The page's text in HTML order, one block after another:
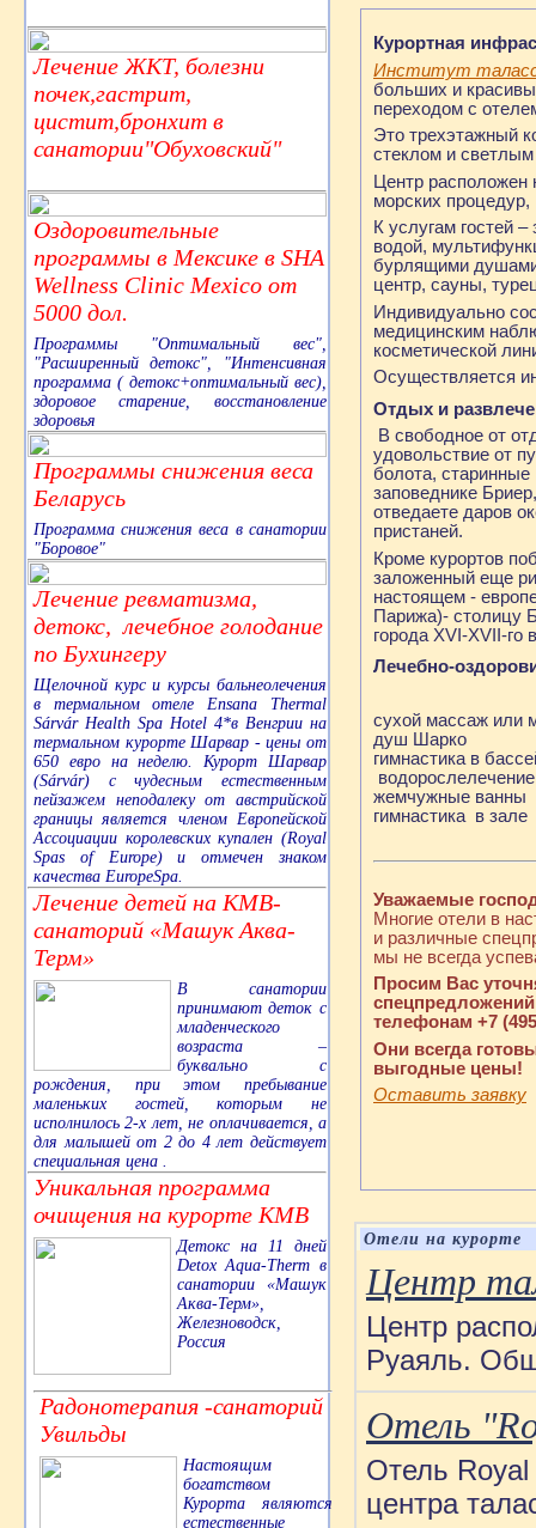
Лечение ЖКТ, болезни
почек,гастрит,
цистит,бронхит в
санатории"Обуховский"
Оздоровительные
программы в Мексике в SHA
Wellness Clinic Mexico от
5000 дол.
Программы "Оптимальный вес",
"Расширенный детокс", "Интенсивная
программа ( детокс+оптимальный вес),
здоровое старение, восстановление
здоровья
Программы снижения веса
Беларусь
Программа снижения веса в санатории
"Боровое"
Лечение ревматизма,
детокс, лечебное голодание
по Бухингеру
Щелочной курс и курсы бальнеолечения
в термальном отеле Ensana Thermal
Sárvár Health Spa Hotel 4*в Венгрии на
термальном курорте Шарвар - цены от
650 евро на неделю. Курорт Шарвар
(Sárvár) с чудесным естественным
пейзажем неподалеку от австрийской
границы является членом Европейской
Ассоциации королевских купален (Royal
Spas of Europe) и отмечен знаком
качества EuropeSpa.
Лечение детей на КМВ-
санаторий «Машук Аква-
Терм»
В санатории
принимают деток с
младенческого
возраста –
буквально с
рождения, при этом пребывание
маленьких гостей, которым не
исполнилось 2-х лет, не оплачивается, а
для малышей от 2 до 4 лет действует
специальная цена .
Уникальная программа
очищения на курорте КМВ
Детокс на 11 дней
Detox Aqua-Therm в
санатории «Машук
Аква-Терм»,
Железноводск,
Россия
Радонотерапия -санаторий
Увильды
Настоящим
богатством
Курорта являются
естественные
Курортная
Институт
больших и
переходом с
Это трехэтажный
стеклом и
Центр расположен
морских процедур,
К услугам гостей
водой,
бурлящими
центр, сауны,
Индивидуально
медицинским
косметической
Осуществляется
Отдых и
В свободное от
удовольствие от
болота,
заповеднике
отведаете даров
пристаней.
Кроме курортов
заложенный еще
настоящем -
Парижа)- столицу
города XVI-XVII-го
Лечебно-
сухой массаж или
душ Шарко
гимнастика в
водорослелечение
жемчужные ванны
гимнастика в
Уважаемые
Многие отели в
и различные
мы не всегда
Просим Вас
телефонам +7
Они всегда
выгодные цены!
Оставить заявку
Отели на курорте
Центр
Центр
Руаяль.
Отель
Отель Royal
центра